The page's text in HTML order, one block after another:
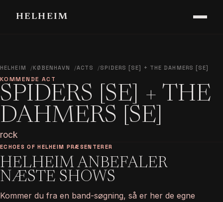
HELHEIM
HELHEIM KØBENHAVN ACTS SPIDERS [SE] + THE DAHMERS [SE]
KOMMENDE ACT
SPIDERS [SE] + THE
DAHMERS [SE]
rock
ECHOES OF HELHEIM PRÆSENTERER
HELHEIM ANBEFALER
NÆSTE SHOWS
Kommer du fra en band-søgning, så er her de egne